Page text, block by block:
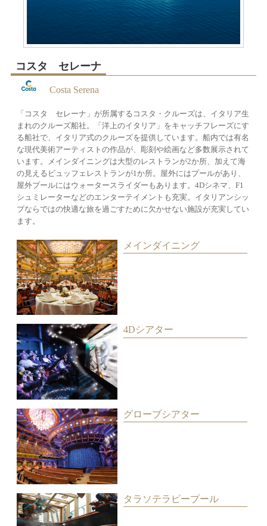
Costa Serena
まれのクルーズ船社。「洋上のイタリア」をキャッチフレーズにす
る船社で、イタリア式のクルーズを提供しています。船内では有名
な現代美術アーティストの作品が、彫刻や絵画など多数展示されて
います。メインダイニングは大型のレストランが2か所、加えて海
の見えるビュッフェレストランが1か所。屋外にはプールがあり、
屋外プールにはウォータースライダーもあります。4Dシネマ、F1
シュミレーターなどのエンターテイメントも充実。イタリアンシッ
プならではの快適な旅を過ごすために欠かせない施設が充実してい
ます。